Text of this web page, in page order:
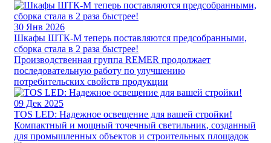
30 Янв 2026
Шкафы ШТК-М теперь поставляются предсобранными,
сборка стала в 2 раза быстрее!
Производственная группа REMER продолжает
последовательную работу по улучшению
потребительских свойств продукции
09 Дек 2025
TOS LED: Надежное освещение для вашей стройки!
Компактный и мощный точечный светильник, созданный
для промышленных объектов и строительных площадок